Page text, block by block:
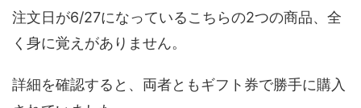
注文日が6/27になっているこちらの2つの商品、全
く身に覚えがありません。
詳細を確認すると、両者ともギフト券で勝手に購入